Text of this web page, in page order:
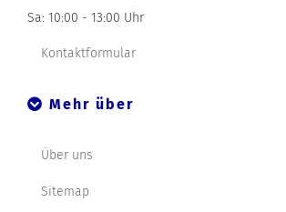
Sa: 10:00 - 13:00 Uhr
Kontaktformular
Mehr über
Über uns
Sitemap